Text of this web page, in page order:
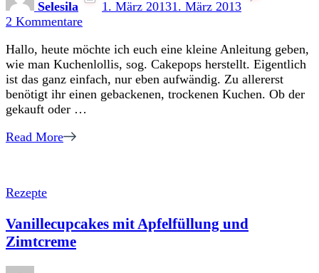
Selesila 1. März 20131. März 2013
2 Kommentarezu
(Cakepops)
Hallo, heute möchte ich euch eine kleine Anleitung geben,
wie man Kuchenlollis, sog. Cakepops herstellt. Eigentlich
ist das ganz einfach, nur eben aufwändig. Zu allererst
benötigt ihr einen gebackenen, trockenen Kuchen. Ob der
gekauft oder …
Read More
Rezepte
Vanillecupcakes mit Apfelfüllung und
Zimtcreme